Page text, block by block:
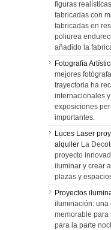
figuras
fabricadas con
fabricadas en
poliurea
añadido la
Fotografía
mejores
trayectoria ha
internacionales
exposiciones
importantes.
Luces Laser
alquiler La
proyecto
iluminar y crear
plazas y
Proyectos
iluminación: una
memorable para
para la parte